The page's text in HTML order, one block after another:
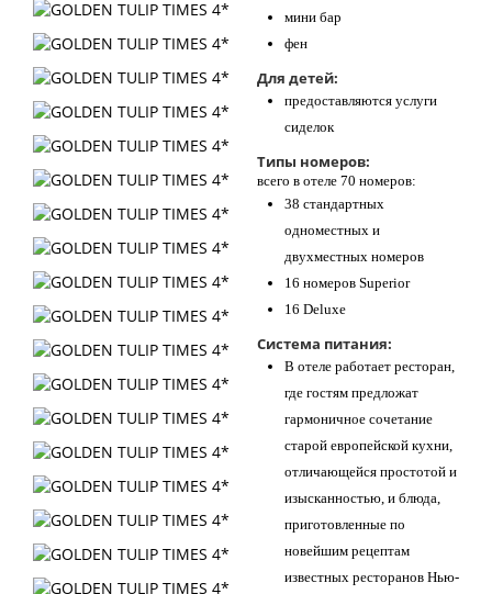
мини бар
фен
Для детей:
предоставляются услуги
сиделок
Типы номеров:
всего в отеле 70 номеров:
38 стандартных
одноместных и
двухместных номеров
16 номеров Superior
16 Deluxe
Система питания:
В отеле работает ресторан,
где гостям предложат
гармоничное сочетание
старой европейской кухни,
отличающейся простотой и
изысканностью, и блюда,
приготовленные по
новейшим рецептам
известных ресторанов Нью-